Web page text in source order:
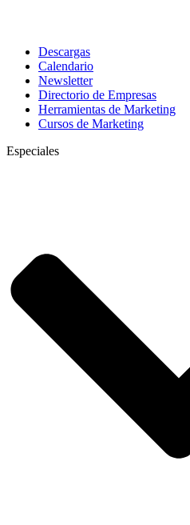
Descargas
Calendario
Newsletter
Directorio de Empresas
Herramientas de Marketing
Cursos de Marketing
Especiales